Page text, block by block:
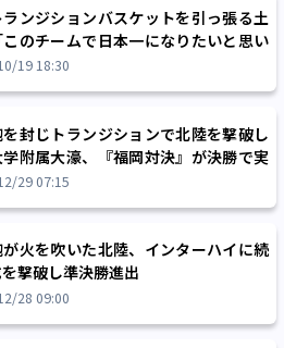
ンジションバスケットを引っ張る土
のチームで日本一になりたいと思い
19 18:30
封じトランジションで北陸を撃破し
附属大濠、『福岡対決』が決勝で実
29 07:15
火を吹いた北陸、インターハイに続
撃破し準決勝進出
28 09:00